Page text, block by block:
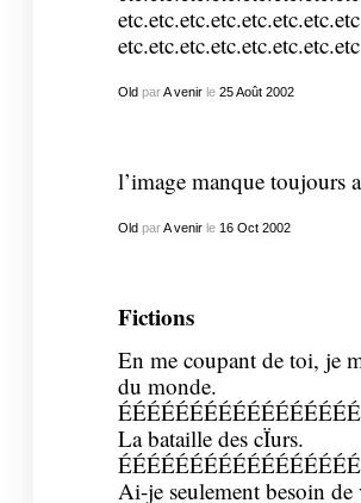
Old parA venirle 25 Août 2002
l’image manque toujours
OldparA venirle 16 Oct 2002
Fictions
En me coupant de toi, je
du monde.
La bataille des cÏurs.
Ai-je seulement besoin